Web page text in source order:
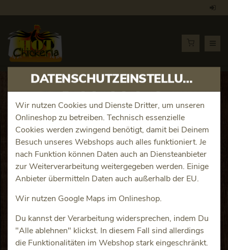
DATENSCHUTZEINSTELLUNGEN
Wir nutzen Cookies und Dienste Dritter, um unseren
Onlineshop zu betreiben. Technisch essenzielle
Cookies werden zwingend benötigt, damit bei Deinem
Besuch unseres Webshops auch alles funktioniert. Je
nach Funktion können Daten auch an Diensteanbieter
zur Weiterverarbeitung weitergegeben werden. Einige
Anbieter übermitteln Daten auch außerhalb der EU.
Wir nutzen Google Maps im Onlineshop.
Du kannst der Verarbeitung widersprechen, indem Du
"Alle ablehnen" klickst. In diesem Fall sind allerdings
die Funktionalitäten im Webshop stark eingeschränkt.
Artikeldetails
Chicken Strippers 12er
Produktinfos